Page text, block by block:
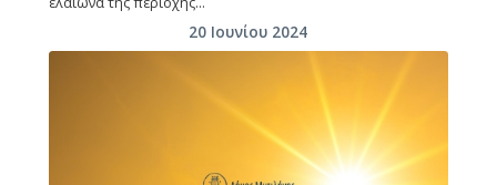
20 Ιουνίου 2024